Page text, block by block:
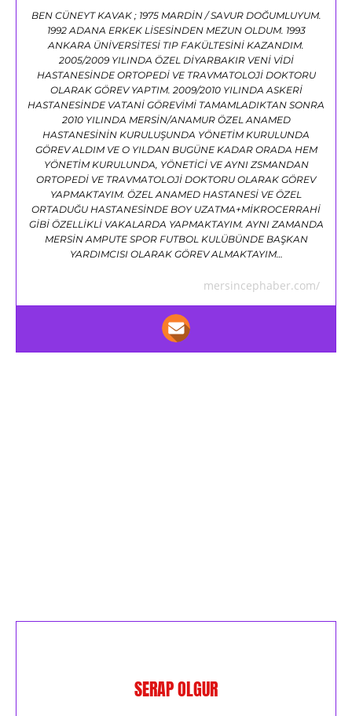
BEN CÜNEYT KAVAK ; 1975 MARDİN / SAVUR DOĞUMLUYUM.
1992 ADANA ERKEK LİSESİNDEN MEZUN OLDUM. 1993
ANKARA ÜNİVERSİTESİ TIP FAKÜLTESİNİ KAZANDIM.
2005/2009 YILINDA ÖZEL DİYARBAKIR VENİ VİDİ
HASTANESİNDE ORTOPEDİ VE TRAVMATOLOJİ DOKTORU
OLARAK GÖREV YAPTIM. 2009/2010 YILINDA ASKERİ
HASTANESİNDE VATANİ GÖREVİMİ TAMAMLADIKTAN SONRA
2010 YILINDA MERSİN/ANAMUR ÖZEL ANAMED
HASTANESİNİN KURULUŞUNDA YÖNETİM KURULUNDA
GÖREV ALDIM VE O YILDAN BUGÜNE KADAR ORADA HEM
YÖNETİM KURULUNDA, YÖNETİCİ VE AYNI ZSMANDAN
ORTOPEDİ VE TRAVMATOLOJİ DOKTORU OLARAK GÖREV
YAPMAKTAYIM. ÖZEL ANAMED HASTANESİ VE ÖZEL
ORTADUĞU HASTANESİNDE BOY UZATMA+MİKROCERRAHİ
GİBİ ÖZELLİKLİ VAKALARDA YAPMAKTAYIM. AYNI ZAMANDA
MERSİN AMPUTE SPOR FUTBOL KULÜBÜNDE BAŞKAN
YARDIMCISI OLARAK GÖREV ALMAKTAYIM…
mersincephaber.com/
SERAP OLGUR